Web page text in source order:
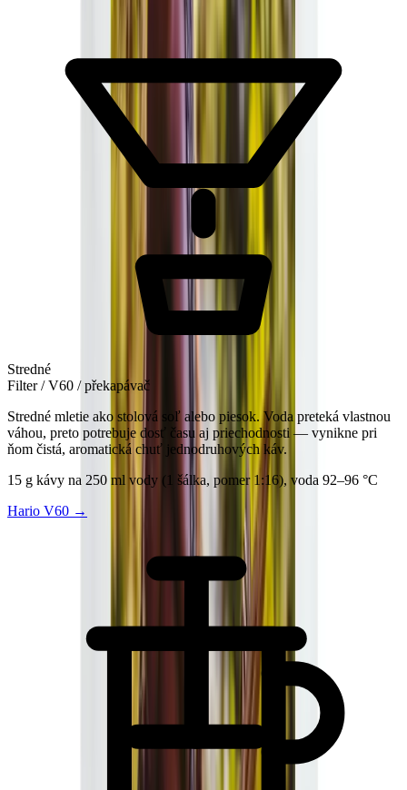
Stredné
Filter / V60 / překapávač
Stredné mletie ako stolová soľ alebo piesok. Voda preteká vlastnou
váhou, preto potrebuje dosť času aj priechodnosti — vynikne pri
ňom čistá, aromatická chuť jednodruhových káv.
15 g kávy na 250 ml vody (1 šálka, pomer 1:16), voda 92–96 °C
Hario V60 →